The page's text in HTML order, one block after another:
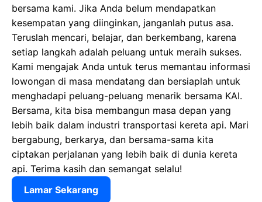
bersama kami. Jika Anda belum mendapatkan
kesempatan yang diinginkan, janganlah putus asa.
Teruslah mencari, belajar, dan berkembang, karena
setiap langkah adalah peluang untuk meraih sukses.
Kami mengajak Anda untuk terus memantau informasi
lowongan di masa mendatang dan bersiaplah untuk
menghadapi peluang-peluang menarik bersama KAI.
Bersama, kita bisa membangun masa depan yang
lebih baik dalam industri transportasi kereta api. Mari
bergabung, berkarya, dan bersama-sama kita
ciptakan perjalanan yang lebih baik di dunia kereta
api. Terima kasih dan semangat selalu!
Lamar Sekarang